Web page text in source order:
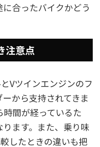
合ったバイクかどう
注意点
Vツインエンジンのフ
から支持されてきま
時間が経っているた
ます。また、乗り味
したときの違いも把